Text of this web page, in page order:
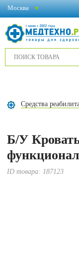
Москва
Средства
Б/У
ID товара: 187123